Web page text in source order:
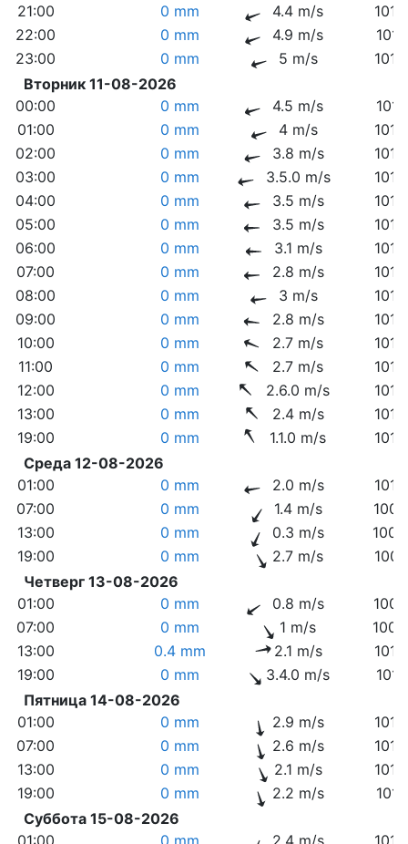
21:00
0 mm 4.4 m/s
22:00
0 mm 4.9 m/s
23:00
0 mm 5 m/s
Вторник 11-08-2026
00:00
0 mm 4.5 m/s
01:00
0 mm 4 m/s
02:00
0 mm 3.8 m/s
03:00
0 mm 3.5.0 m/s
04:00
0 mm 3.5 m/s
05:00
0 mm 3.5 m/s
06:00
0 mm 3.1 m/s
07:00
0 mm 2.8 m/s
08:00
0 mm 3 m/s
09:00
0 mm 2.8 m/s
10:00
0 mm 2.7 m/s
11:00
0 mm 2.7 m/s
12:00
0 mm 2.6.0 m/s
13:00
0 mm 2.4 m/s
19:00
0 mm 1.1.0 m/s
Среда 12-08-2026
01:00
0 mm 2.0 m/s
07:00
0 mm 1.4 m/s
13:00
0 mm 0.3 m/s
19:00
0 mm 2.7 m/s
Четверг 13-08-2026
01:00
0 mm 0.8 m/s
07:00
0 mm 1 m/s
13:00
0.4 mm 2.1 m/s
19:00
0 mm 3.4.0 m/s
Пятница 14-08-2026
01:00
0 mm 2.9 m/s
07:00
0 mm 2.6 m/s
13:00
0 mm 2.1 m/s
19:00
0 mm 2.2 m/s
Суббота 15-08-2026
01:00
0 mm 2.4 m/s